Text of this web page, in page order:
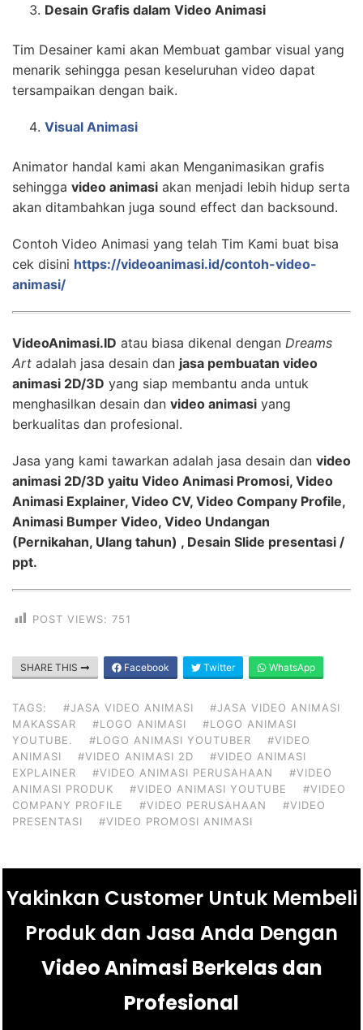
Desain Grafis dalam Video Animasi
Tim Desainer kami akan Membuat gambar visual yang
menarik sehingga pesan keseluruhan video dapat
tersampaikan dengan baik.
Visual Animasi
Animator handal kami akan Menganimasikan grafis
sehingga video animasi akan menjadi lebih hidup serta
akan ditambahkan juga sound effect dan backsound.
Contoh Video Animasi yang telah Tim Kami buat bisa
cek disini https://videoanimasi.id/contoh-video-
animasi/
VideoAnimasi.ID atau biasa dikenal dengan Dreams
Art adalah jasa desain dan jasa pembuatan video
animasi 2D/3D yang siap membantu anda untuk
menghasilkan desain dan video animasi yang
berkualitas dan profesional.
Jasa yang kami tawarkan adalah jasa desain dan video
animasi 2D/3D yaitu Video Animasi Promosi, Video
Animasi Explainer, Video CV, Video Company Profile,
Animasi Bumper Video, Video Undangan
(Pernikahan, Ulang tahun) , Desain Slide presentasi /
ppt.
POST VIEWS: 751
SHARE THIS Facebook Twitter WhatsApp
TAGS: #JASA VIDEO ANIMASI
#JASA VIDEO ANIMASI
MAKASSAR
#LOGO ANIMASI
#LOGO ANIMASI
YOUTUBE.
#LOGO ANIMASI YOUTUBER
#VIDEO
ANIMASI
#VIDEO ANIMASI 2D
#VIDEO ANIMASI
EXPLAINER
#VIDEO ANIMASI PERUSAHAAN
#VIDEO
ANIMASI PRODUK
#VIDEO ANIMASI YOUTUBE
#VIDEO
COMPANY PROFILE
#VIDEO PERUSAHAAN
#VIDEO
PRESENTASI
#VIDEO PROMOSI ANIMASI
Yakinkan Customer Untuk Membeli
Produk dan Jasa Anda Dengan
Video Animasi Berkelas dan
Profesional